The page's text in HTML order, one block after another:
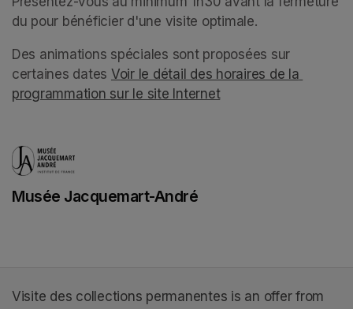
du pour bénéficier d'une visite optimale.
Des animations spéciales sont proposées sur
certaines dates Voir le détail des horaires de la
programmation sur le site Internet(opens in a new tab)
(opens in a new tab)
Musée Jacquemart-André
Visite des collections permanentes is an offer from